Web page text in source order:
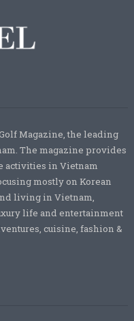
Magazine, the leading
The magazine provides
activities in Vietnam
mostly on Korean
living in Vietnam,
life and entertainment
cuisine, fashion &